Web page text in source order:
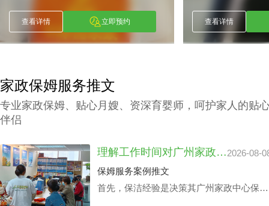
查看详情 立即预约 查看详情
家政保姆服务推文
专业家政保姆、贴心月嫂、资深育婴师，呵护家人的贴
伴侣
理解工作时间对广州家政中心保洁24小时价格表的潜在影响2026-08-
保姆服务案例推文
首先，保洁经验是决策其广州家政中心保洁